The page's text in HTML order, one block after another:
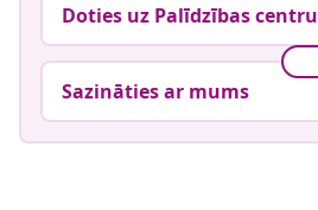
Doties uz Palīdzības centru
Sazināties ar mums